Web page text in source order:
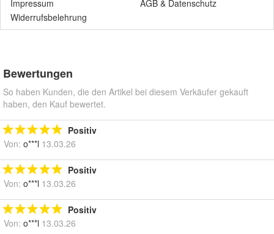
Impressum
AGB & Datenschutz
Widerrufsbelehrung
Bewertungen
So haben Kunden, die den Artikel bei diesem Verkäufer gekauft
haben, den Kauf bewertet.
Positiv
Von: o***l 13.03.26
Positiv
Von: o***l 13.03.26
Positiv
Von: o***l 13.03.26